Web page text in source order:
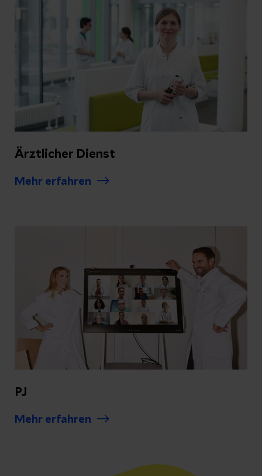
Ärztlicher Dienst
Mehr erfahren
PJ
Mehr erfahren